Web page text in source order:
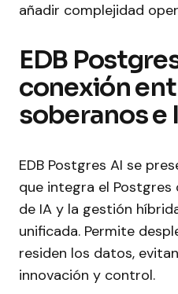
añadir complejidad
EDB
conexión
soberanos e
EDB Postgres AI se
que integra el
de IA y la gestión
unificada. Permite
residen los datos,
innovación y control.